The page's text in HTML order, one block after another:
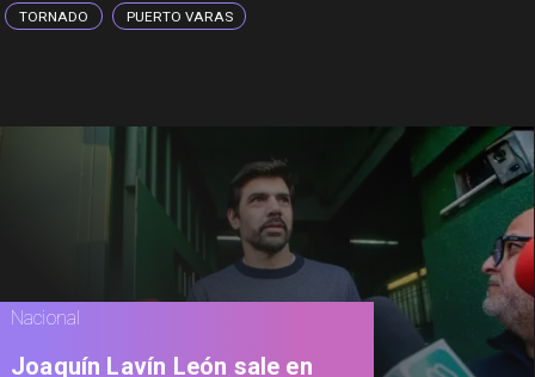
TORNADO PUERTO VARAS
Nacional
Joaquín Lavín León sale en